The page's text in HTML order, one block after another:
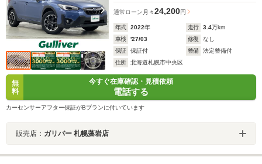
通常ローン 月々24,200円
年式 2022年 走行 3.4万km
車検
'27/03 修復
なし
保証
保証付 整備
法定整備付
住所
北海道札幌市中央区
無
料
今すぐ在庫確認・見積依頼
電話する
カーセンサーアフター保証がBプランに付いています
販売店： ガリバー 札幌藻岩店